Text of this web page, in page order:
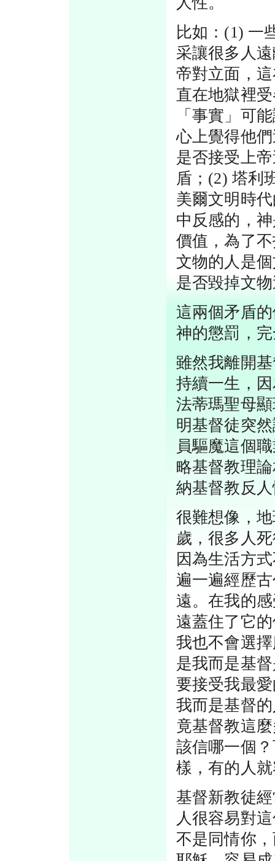
比如：(1) 一
采讓很多人
帝對立面，
直在地獄裡
「事實」可
心上覺得他
是否接受上
盾；(2) 塔利
美爾文明時
中反感的，
價值，為了
文物的人是
是否毀掉文
這兩個矛盾
神的懲罰，
雖然我離開
持續一生，
法蒂瑪聖母
明基督徒突
員驅魔這個
略基督教理
納基督教反
很難想像，
歲，很多人
因為生活方
遍一遍經歷
遠。在我的
遠蓋住了它
我也不會選
是我而是基
要接受我最
我而是基督
竟基督教這
該信哪一個
樣，有的人
基督新教徒
人很容易對
不是同情你